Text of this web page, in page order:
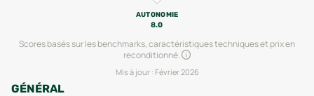
AUTONOMIE
8.0
Scores basés sur les benchmarks, caractéristiques techniques et prix en
reconditionné.
Mis à jour : Février 2026
GÉNÉRAL